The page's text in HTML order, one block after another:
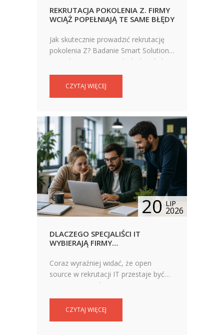
REKRUTACJA POKOLENIA Z. FIRMY
WCIĄŻ POPEŁNIAJĄ TE SAME BŁĘDY
Jak skutecznie prowadzić rekrutację
pokolenia Z? Badanie Smart Solutions
HR pokazuje, czego młodzi kandydaci
oczekują od ofert pracy i co zniechęca
ich do aplikowania.
CZYTAJ WIĘCEJ
20 LIP
2026
DLACZEGO SPECJALIŚCI IT
WYBIERAJĄ FIRMY
SOURCE?
Coraz wyraźniej widać, że open
source w rekrutacji IT przestaje być
niszowym trendem i staje się ważnym
elementem strategii employer
brandingowej.
CZYTAJ WIĘCEJ